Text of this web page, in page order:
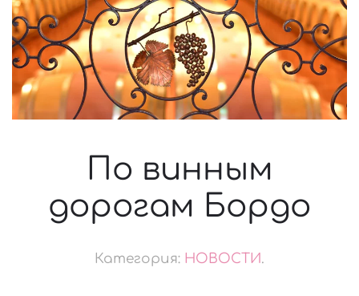
По винным
дорогам Бордо
Категория: НОВОСТИ.